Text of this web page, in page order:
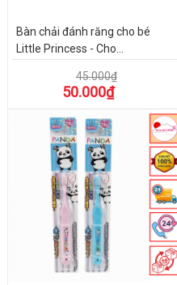
Bàn chải đánh răng cho bé
Little Princess - Cho...
45.000₫
50.000₫